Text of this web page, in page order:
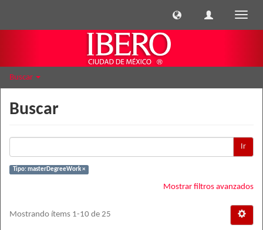
Buscar
Buscar
Ir
Tipo: masterDegreeWork ×
Mostrar filtros avanzados
Mostrando ítems 1-10 de 25